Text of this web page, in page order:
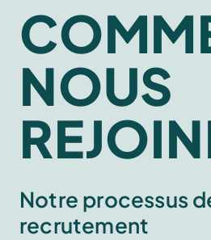
NOUS
Notre processus
recrutement